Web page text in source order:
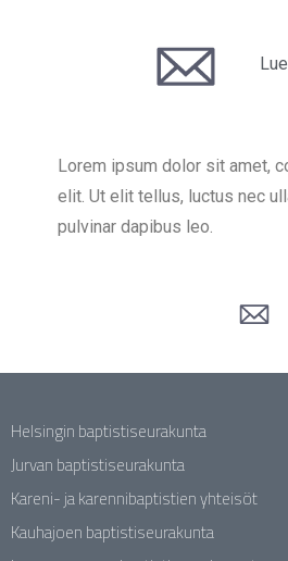
Lorem ipsum dolor sit amet,
elit. Ut elit tellus, luctus nec
pulvinar dapibus leo.
Helsingin baptistiseurakunta
Jurvan baptistiseurakunta
Kareni- ja karennibaptistien yhteisöt
Kauhajoen baptistiseurakunta